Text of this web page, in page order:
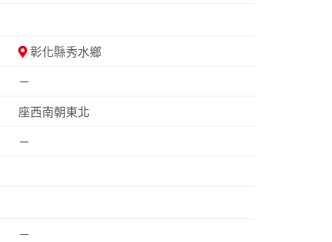
彰化縣秀水鄉
－
座西南朝東北
－
－